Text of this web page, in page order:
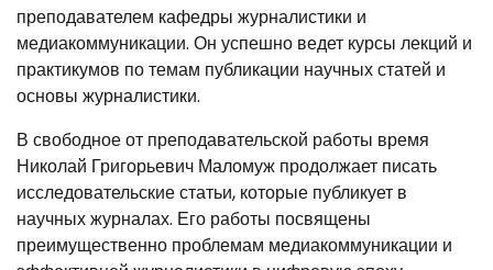
преподавателем кафедры журналистики и
медиакоммуникации. Он успешно ведет курсы лекций и
практикумов по темам публикации научных статей и
основы журналистики.
В свободное от преподавательской работы время
Николай Григорьевич Маломуж продолжает писать
исследовательские статьи, которые публикует в
научных журналах. Его работы посвящены
преимущественно проблемам медиакоммуникации и